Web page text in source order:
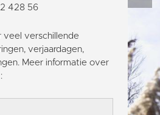
428 56
veel verschillende
verjaardagen,
Meer informatie over